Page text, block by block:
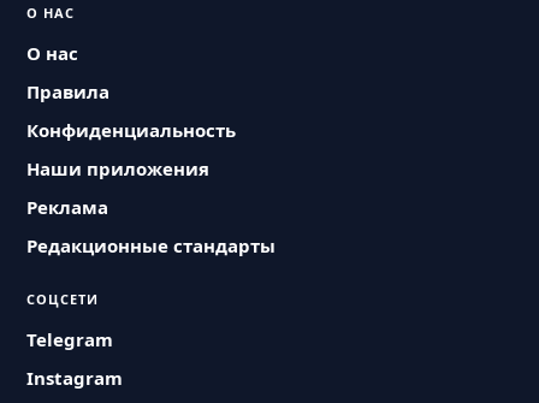
О НАС
О нас
Правила
Конфиденциальность
Наши приложения
Реклама
Редакционные стандарты
СОЦСЕТИ
Telegram
Instagram